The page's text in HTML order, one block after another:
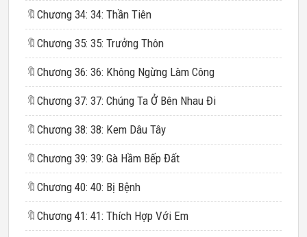
🔖 Chương 34: 34: Thần Tiên
🔖 Chương 35: 35: Trưởng Thôn
🔖 Chương 36: 36: Không Ngừng Làm Công
🔖 Chương 37: 37: Chúng Ta Ở Bên Nhau Đi
🔖 Chương 38: 38: Kem Dâu Tây
🔖 Chương 39: 39: Gà Hầm Bếp Đất
🔖 Chương 40: 40: Bị Bệnh
🔖 Chương 41: 41: Thích Hợp Với Em